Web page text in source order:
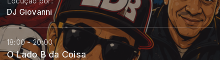
DJ Giovanni
18:00 - 20:00
O Lado B da Coisa